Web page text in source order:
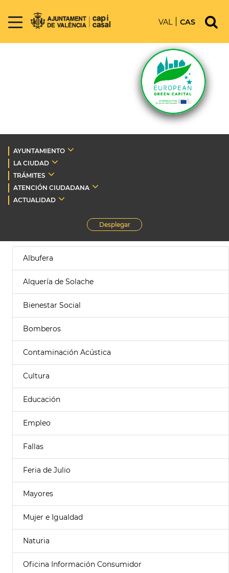
VAL CAS
AYUNTAMIENTO
LA CIUDAD
TRÁMITES
ATENCIÓN CIUDADANA
ACTUALIDAD
Desplegar
Albufera
Alquería de Solache
Bienestar Social
Bomberos
Contaminación Acústica
Cultura
Educación
Empleo
Fallas
Feria de Julio
Mayores
Mujer e Igualdad
Naturia
Oficina Información Consumidor